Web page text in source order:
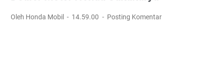
Oleh Honda Mobil 14.59.00 Posting Komentar